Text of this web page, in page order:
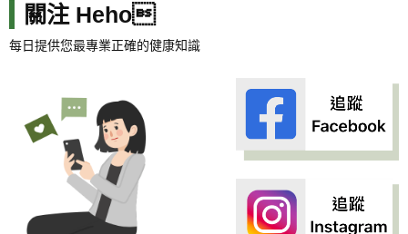
關注 Heho
每日提供您最專業正確的健康知識